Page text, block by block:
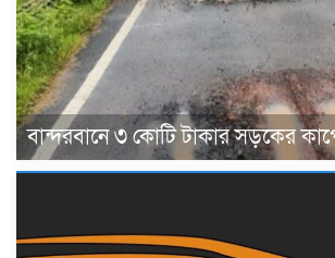
বান্দরবানে ৩ কোটি টাকার সড়কের